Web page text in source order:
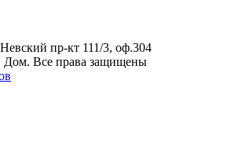
пр-кт 111/3, оф.304
Все права защищены